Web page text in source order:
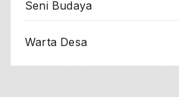
Seni Budaya
Warta Desa